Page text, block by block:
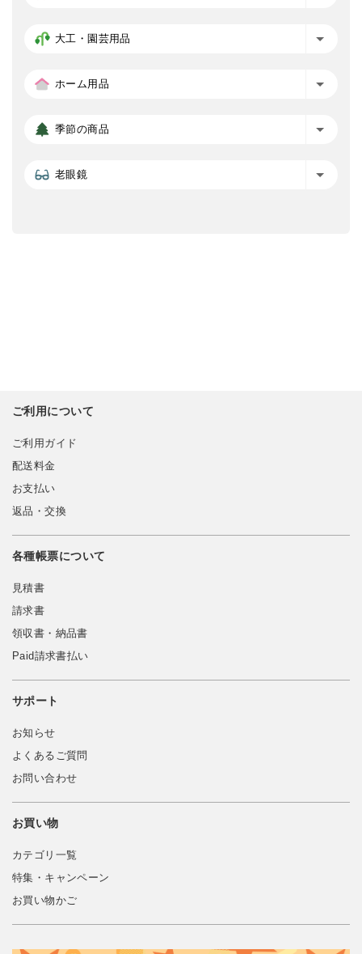
大工・園芸用品
ホーム用品
季節の商品
老眼鏡
ご利用について
ご利用ガイド
配送料金
お支払い
返品・交換
各種帳票について
見積書
請求書
領収書・納品書
Paid請求書払い
サポート
お知らせ
よくあるご質問
お問い合わせ
お買い物
カテゴリ一覧
特集・キャンペーン
お買い物かご